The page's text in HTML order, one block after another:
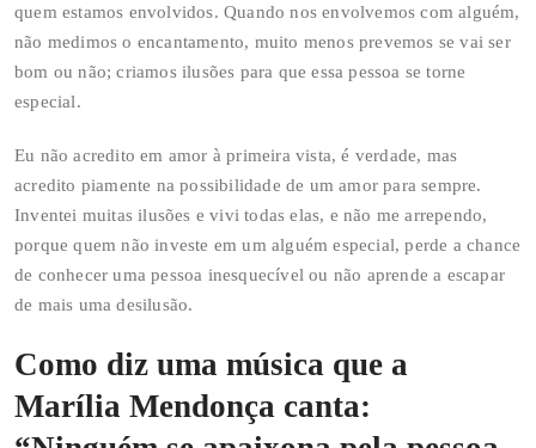
quem estamos envolvidos. Quando nos envolvemos com alguém,
não medimos o encantamento, muito menos prevemos se vai ser
bom ou não; criamos ilusões para que essa pessoa se torne
especial.
Eu não acredito em amor à primeira vista, é verdade, mas
acredito piamente na possibilidade de um amor para sempre.
Inventei muitas ilusões e vivi todas elas, e não me arrependo,
porque quem não investe em um alguém especial, perde a chance
de conhecer uma pessoa inesquecível ou não aprende a escapar
de mais uma desilusão.
Como diz uma música que a
Marília Mendonça canta: